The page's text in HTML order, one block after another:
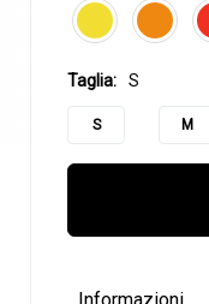
Taglia: S
S M